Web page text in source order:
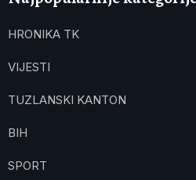
HRONIKA TK
VIJESTI
TUZLANSKI KANTON
BIH
SPORT